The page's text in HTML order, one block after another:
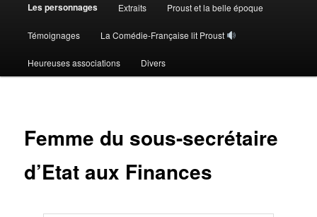
Les personnages Extraits Proust et la belle époque
Témoignages La Comédie-Française lit Proust
Heureuses associations Divers
Femme du sous-secrétaire
d’Etat aux Finances